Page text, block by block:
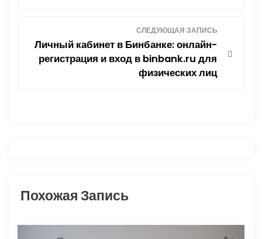
о
з
СЛЕДУЮЩАЯ ЗАПИСЬ
Личный кабинет в Бинбанке: онлайн-
регистрация и вход в binbank.ru для
физических лиц
Похожая Запись